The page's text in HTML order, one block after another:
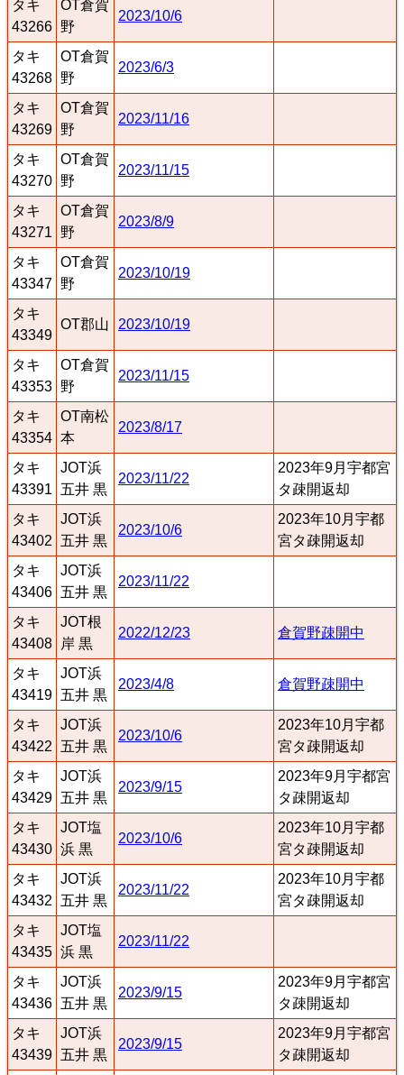
タキ
43266
OT倉賀
野
2023/10/6
タキ
43268
OT倉賀
野
2023/6/3
タキ
43269
OT倉賀
野
2023/11/16
タキ
43270
OT倉賀
野
2023/11/15
タキ
43271
OT倉賀
野
2023/8/9
タキ
43347
OT倉賀
野
2023/10/19
タキ
43349
OT郡山 2023/10/19
タキ
43353
OT倉賀
野
2023/11/15
タキ
43354
OT南松
本
2023/8/17
タキ
43391
JOT浜
五井 黒
2023/11/22
2023年9月宇都宮
タ疎開返却
タキ
43402
JOT浜
五井 黒
2023/10/6
2023年10月宇都
宮タ疎開返却
タキ
43406
JOT浜
五井 黒
2023/11/22
タキ
43408
JOT根
岸 黒
2022/12/23 倉賀野疎開中
タキ
43419
JOT浜
五井 黒
2023/4/8 倉賀野疎開中
タキ
43422
JOT浜
五井 黒
2023/10/6
2023年10月宇都
宮タ疎開返却
タキ
43429
JOT浜
五井 黒
2023/9/15
2023年9月宇都宮
タ疎開返却
タキ
43430
JOT塩
浜 黒
2023/10/6
2023年10月宇都
宮タ疎開返却
タキ
43432
JOT浜
五井 黒
2023/11/22
2023年10月宇都
宮タ疎開返却
タキ
43435
JOT塩
浜 黒
2023/11/22
タキ
43436
JOT浜
五井 黒
2023/9/15
2023年9月宇都宮
タ疎開返却
タキ
43439
JOT浜
五井 黒
2023/9/15
2023年9月宇都宮
タ疎開返却